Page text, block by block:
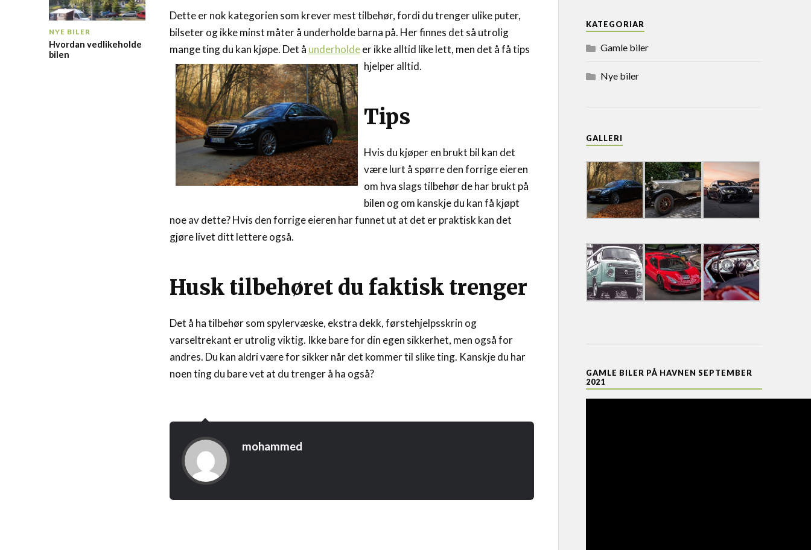
NYE BILER
Hvordan vedlikeholde
bilen
Dette er nok kategorien som krever mest tilbehør, fordi du trenger ulike puter,
bilseter og ikke minst måter å underholde barna på. Her finnes det så utrolig
mange ting du kan kjøpe. Det å underholde er ikke alltid like lett, men det å få tips
hjelper alltid.
Tips
Hvis du kjøper en brukt bil kan det
være lurt å spørre den forrige eieren
om hva slags tilbehør de har brukt på
bilen og om kanskje du kan få kjøpt
noe av dette? Hvis den forrige eieren har funnet ut at det er praktisk kan det
gjøre livet ditt lettere også.
Husk tilbehøret du faktisk trenger
Det å ha tilbehør som spylervæske, ekstra dekk, førstehjelpsskrin og
varseltrekant er utrolig viktig. Ikke bare for din egen sikkerhet, men også for
andres. Du kan aldri være for sikker når det kommer til slike ting. Kanskje du har
noen ting du bare vet at du trenger å ha også?
mohammed
KATEGORIAR
Gamle biler
Nye biler
GALLERI
GAMLE BILER PÅ HAVNEN SEPTEMBER
2021